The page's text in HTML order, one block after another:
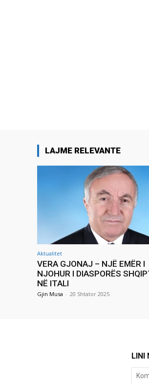
LAJME RELEVANTE
Aktualitet
VERA GJONAJ – NJË EMËR I
NJOHUR I DIASPORËS
NË ITALI
Gjin Musa - 20 Shtator 2025
LINI